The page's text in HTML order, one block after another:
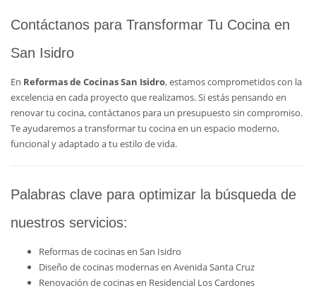
Contáctanos para Transformar Tu Cocina en
San Isidro
En Reformas de Cocinas San Isidro, estamos comprometidos con la
excelencia en cada proyecto que realizamos. Si estás pensando en
renovar tu cocina, contáctanos para un presupuesto sin compromiso.
Te ayudaremos a transformar tu cocina en un espacio moderno,
funcional y adaptado a tu estilo de vida.
Palabras clave para optimizar la búsqueda de
nuestros servicios:
Reformas de cocinas en San Isidro
Diseño de cocinas modernas en Avenida Santa Cruz
Renovación de cocinas en Residencial Los Cardones